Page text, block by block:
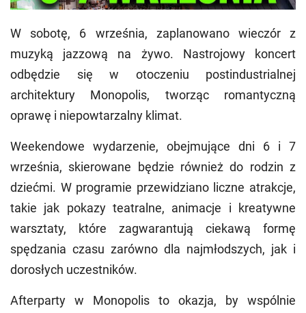
W sobotę, 6 września, zaplanowano wieczór z
muzyką jazzową na żywo. Nastrojowy koncert
odbędzie się w otoczeniu postindustrialnej
architektury Monopolis, tworząc romantyczną
oprawę i niepowtarzalny klimat.
Weekendowe wydarzenie, obejmujące dni 6 i 7
września, skierowane będzie również do rodzin z
dziećmi. W programie przewidziano liczne atrakcje,
takie jak pokazy teatralne, animacje i kreatywne
warsztaty, które zagwarantują ciekawą formę
spędzania czasu zarówno dla najmłodszych, jak i
dorosłych uczestników.
Afterparty w Monopolis to okazja, by wspólnie